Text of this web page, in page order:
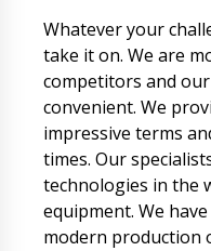
Whatever your
take it on. We are
competitors and
convenient. We
impressive terms
times. Our
technologies in the
equipment. We
modern production